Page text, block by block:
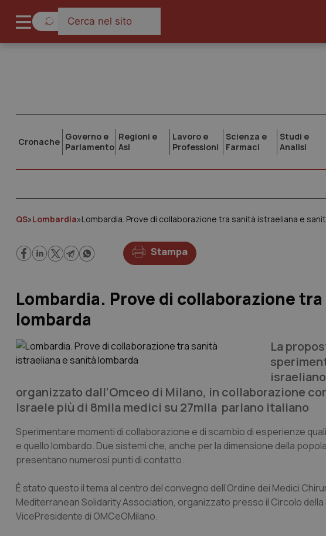
Cronache Governo e
Parlamento
Regioni e
Asl
Lavoro e
Professioni
Scienza e
Farmaci
Studi e
Analisi
QS»Lombardia»Lombardia. Prove di collaborazione tra sanità istraeliana e
Stampa
Lombardia. Prove di collaborazione
lombarda
La
organizzato dall’Omceo di Milano, in collaborazione
Israele più di 8mila medici su 27mila parlano italiano
Sperimentare momenti di collaborazione e di scambio di esperienze
e quello lombardo. Due sistemi che, anche per la dimensione della
presentano numerosi punti di contatto.
È stato questo il tema al centro del convegno dell’Ordine dei Medici
Mediterranean Solidarity Association, organizzato presso il Circolo
VicePresidente di OMCeOMilano.